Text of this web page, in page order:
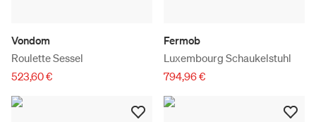
Vondom
Roulette Sessel
523,60 €
Fermob
Luxembourg Schaukelstuhl
794,96 €